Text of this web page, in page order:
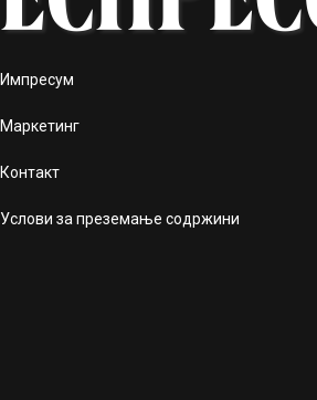
Импресум
Маркетинг
Контакт
Услови за преземање содржини